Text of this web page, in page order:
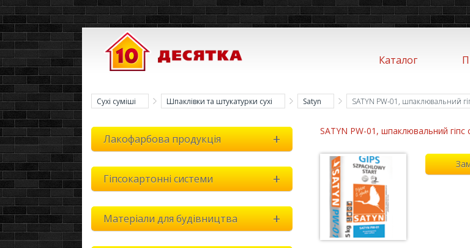
Каталог
Сухі суміші Шпаклівки та штукатурки сухі Satyn SATYN PW-01, шпаклювальний
Лакофарбова продукція +
Гіпсокартонні системи +
Матеріали для будівництва +
SATYN PW-01, шпаклювальний гіпс